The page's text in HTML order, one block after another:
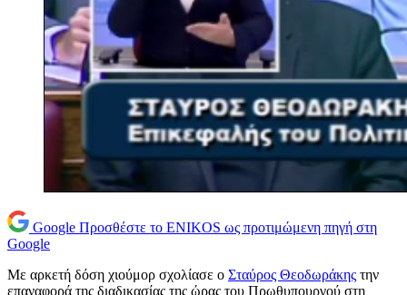
Google Προσθέστε το ENIKOS ως προτιμώμενη πηγή στη
Google
Με αρκετή δόση χιούμορ σχολίασε ο Σταύρος Θεοδωράκης την
επαναφορά της διαδικασίας της ώρας του Πρωθυπουργού στη